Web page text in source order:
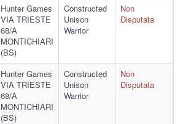
Hunter Games
VIA TRIESTE
68/A
MONTICHIARI
(BS)
Constructed
Unison
Warrior
Non
Disputata
Hunter Games
VIA TRIESTE
68/A
MONTICHIARI
(BS)
Constructed
Unison
Warrior
Non
Disputata